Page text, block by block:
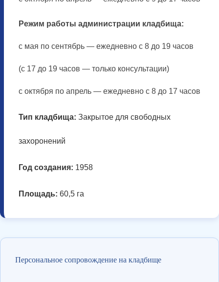
Режим работы администрации кладбища:
с мая по сентябрь — ежедневно с 8 до 19 часов
(с 17 до 19 часов — только консультации)
с октября по апрель — ежедневно с 8 до 17 часов
Тип кладбища: Закрытое для свободных
захоронений
Год создания: 1958
Площадь: 60,5 га
Персональное сопровождение на кладбище